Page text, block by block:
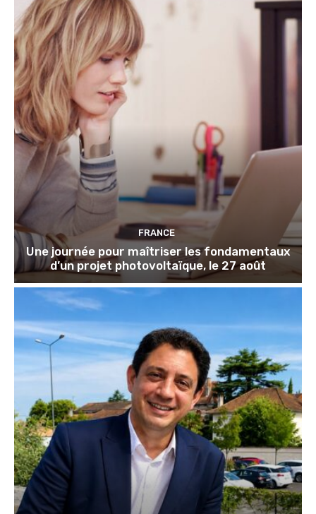
FRANCE
Une journée pour maîtriser les fondamentaux
d’un projet photovoltaïque, le 27 août